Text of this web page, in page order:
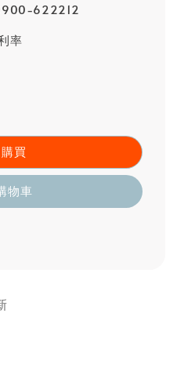
622212
率
買
物車